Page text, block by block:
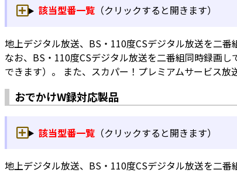
該当型番一覧（クリックすると開きます）
地上デジタル放送、BS・110度CSデジタル放送を二
なお、BS・110度CSデジタル放送を二番組同時録画
できます）。 また、スカパー！プレミアムサービス
おでかけW録対応製品
該当型番一覧（クリックすると開きます）
地上デジタル放送、BS・110度CSデジタル放送を二